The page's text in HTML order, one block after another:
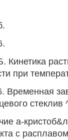
Кинетика
при
Временная
а-
с